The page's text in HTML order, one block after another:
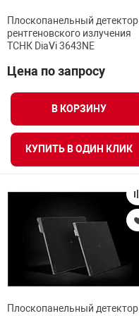
управления
и аналитики
объектов
периметра
и экипировка
Рабочая нагрузка
ВСЕ ФИЛЬТРЫ
Плоскопанельный детектор
рентгеновского излучения
ТСНК DiaVi 3643NE
Цена по запросу
В КОРЗИНУ
КУПИТЬ В ОДИН КЛИК
Плоскопанельный детектор